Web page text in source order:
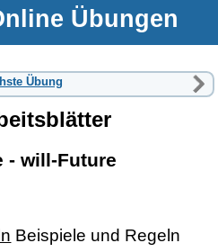
Übungen
Übung
- will-Future
Beispiele und Regeln